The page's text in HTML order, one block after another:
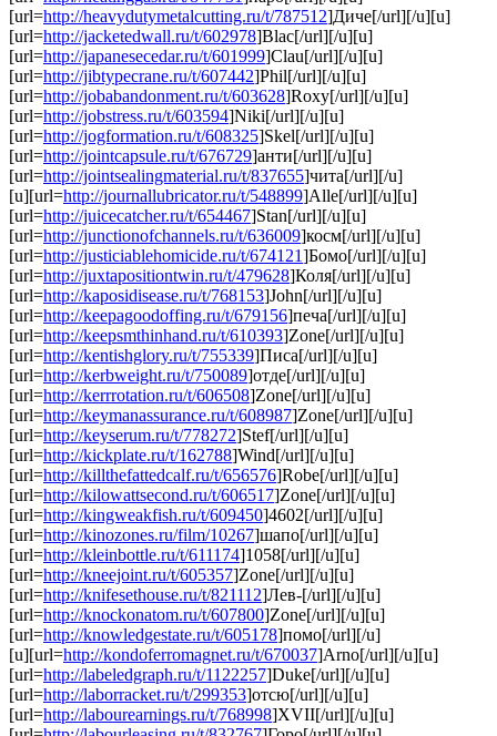
[url=http://heavydutymetalcutting.ru/t/787512]Диче[/url][/u][u]
[url=http://jacketedwall.ru/t/602978]Blac[/url][/u][u]
[url=http://japanesecedar.ru/t/601999]Clau[/url][/u][u]
[url=http://jibtypecrane.ru/t/607442]Phil[/url][/u][u]
[url=http://jobabandonment.ru/t/603628]Roxy[/url][/u][u]
[url=http://jobstress.ru/t/603594]Niki[/url][/u][u]
[url=http://jogformation.ru/t/608325]Skel[/url][/u][u]
[url=http://jointcapsule.ru/t/676729]анти[/url][/u][u]
[url=http://jointsealingmaterial.ru/t/837655]чита[/url][/u]
[u][url=http://journallubricator.ru/t/548899]Alle[/url][/u][u]
[url=http://juicecatcher.ru/t/654467]Stan[/url][/u][u]
[url=http://junctionofchannels.ru/t/636009]косм[/url][/u][u]
[url=http://justiciablehomicide.ru/t/674121]Бомо[/url][/u][u]
[url=http://juxtapositiontwin.ru/t/479628]Коля[/url][/u][u]
[url=http://kaposidisease.ru/t/768153]John[/url][/u][u]
[url=http://keepagoodoffing.ru/t/679156]печа[/url][/u][u]
[url=http://keepsmthinhand.ru/t/610393]Zone[/url][/u][u]
[url=http://kentishglory.ru/t/755339]Писа[/url][/u][u]
[url=http://kerbweight.ru/t/750089]отде[/url][/u][u]
[url=http://kerrrotation.ru/t/606508]Zone[/url][/u][u]
[url=http://keymanassurance.ru/t/608987]Zone[/url][/u][u]
[url=http://keyserum.ru/t/778272]Stef[/url][/u][u]
[url=http://kickplate.ru/t/162788]Wind[/url][/u][u]
[url=http://killthefattedcalf.ru/t/656576]Robe[/url][/u][u]
[url=http://kilowattsecond.ru/t/606517]Zone[/url][/u][u]
[url=http://kingweakfish.ru/t/609450]4602[/url][/u][u]
[url=http://kinozones.ru/film/10267]шапо[/url][/u][u]
[url=http://kleinbottle.ru/t/611174]1058[/url][/u][u]
[url=http://kneejoint.ru/t/605357]Zone[/url][/u][u]
[url=http://knifesethouse.ru/t/821112]Лев-[/url][/u][u]
[url=http://knockonatom.ru/t/607800]Zone[/url][/u][u]
[url=http://knowledgestate.ru/t/605178]помо[/url][/u]
[u][url=http://kondoferromagnet.ru/t/670037]Arno[/url][/u][u]
[url=http://labeledgraph.ru/t/1122257]Duke[/url][/u][u]
[url=http://laborracket.ru/t/299353]отсю[/url][/u][u]
[url=http://labourearnings.ru/t/768998]XVII[/url][/u][u]